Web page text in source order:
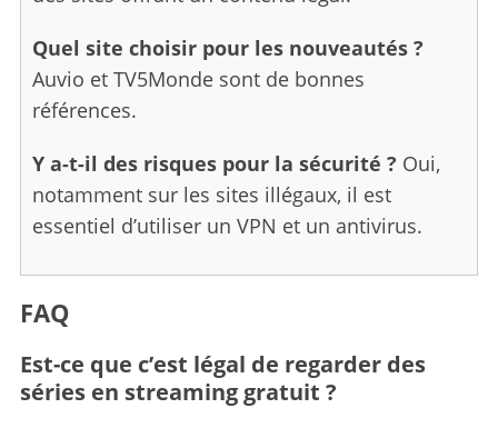
Quel site choisir pour les nouveautés ?
Auvio et TV5Monde sont de bonnes
références.
Y a-t-il des risques pour la sécurité ? Oui,
notamment sur les sites illégaux, il est
essentiel d’utiliser un VPN et un antivirus.
FAQ
Est-ce que c’est légal de regarder des
séries en streaming gratuit ?